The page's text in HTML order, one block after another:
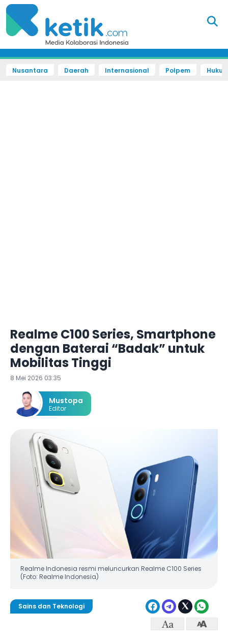
Nusantara Daerah Internasional Polpem
Realme C100 Series, Smartphone
dengan Baterai “Badak” untuk
Mobilitas Tinggi
8 Mei 2026 03:35
Mustopa
Editor
Realme Indonesia resmi meluncurkan Realme C100 Series
(Foto: Realme Indonesia)
Sains dan Teknologi